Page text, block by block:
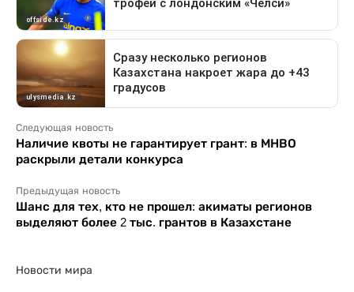
Следующая новость
Наличие квоты не гарантирует грант: в МНВО
раскрыли детали конкурса
Предыдущая новость
Шанс для тех, кто не прошел: акиматы регионов
выделяют более 2 тыс. грантов в Казахстане
Новости мира